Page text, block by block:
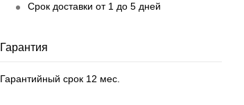
Срок доставки от 1 до 5 дней
Гарантия
Гарантийный срок 12 мес.